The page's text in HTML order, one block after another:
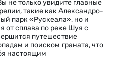
не только увидите главные
такие как Александро-
парк «Рускеала», но и
от сплава по реке Шуя с
путешествие
и поиском граната, что
настоящим